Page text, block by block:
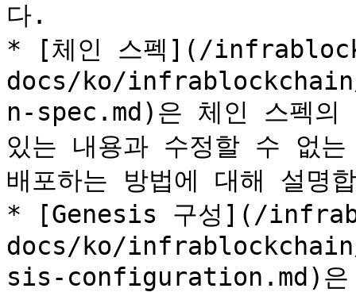
다.
* [체인 스펙](/
docs/ko/
n-spec.md)은 체인 스펙의
있는 내용과 수정할 수 없
배포하는 방법에 대해 설명
* [Genesis 구성](/
docs/ko/
sis-configuration.md)은